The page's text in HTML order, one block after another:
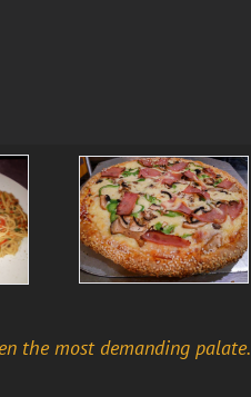
the most demanding palate.